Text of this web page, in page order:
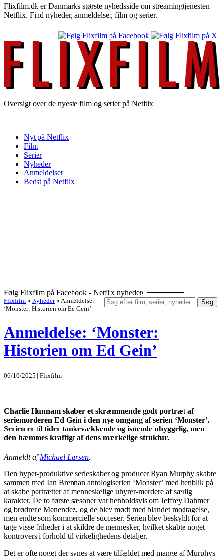
Flixfilm.dk er Danmarks største nyhedsside om streamingtjenesten
Netflix. Find nyheder, anmeldelser, film og serier.
Oversigt over de nyeste film og serier på Netflix
Nyt på Netflix
Film
Serier
Nyheder
Anmeldelser
Bedst på Netflix
Følg Flixfilm på Facebook - Netflix nyheder
Søg
Flixfilm » Nyheder » Anmeldelse:
‘Monster: Historien om Ed Gein’
Anmeldelse: ‘Monster:
Historien om Ed Gein’
06/10/2025 | Flixfilm
Charlie Hunnam skaber et skræmmende godt portræt af
seriemorderen Ed Gein i den nye omgang af serien ‘Monster’.
Serien er til tider tankevækkende og isnende uhyggelig, men
den hæmmes kraftigt af dens mærkelige struktur.
Anmeldt afMichael Larsen.
Den hyper-produktive serieskaber og producer Ryan Murphy skabte
sammen med Ian Brennan antologiserien ‘Monster’ med henblik på
at skabe portrætter af menneskelige uhyrer-mordere af særlig
karakter. De to første sæsoner var henholdsvis om Jeffrey Dahmer
og brødrene Menendez, og de blev mødt med blandet modtagelse,
men endte som kommercielle succeser. Serien blev beskyldt for at
tage visse friheder i at skildre de mennesker, hvilket skabte noget
kontrovers i forhold til virkelighedens detaljer.
Det er ofte noget der synes at være tilfældet med mange af Murphys